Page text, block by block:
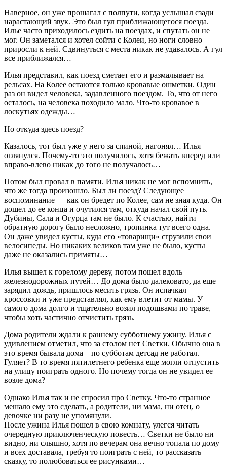
Наверное, он уже прошагал с полпути, когда услышал сзади
нарастающий звук. Это был гул приближающегося поезда.
Илье часто приходилось ездить на поездах, и спутать он не
мог. Он заметался и хотел сойти с Колеи, но ноги словно
приросли к ней. Сдвинуться с места никак не удавалось. А гул
все приближался…
Илья представил, как поезд сметает его и размалывает на
рельсах. На Колее остаются только кровавые ошметки. Один
раз он видел человека, задавленного поездом. То, что от него
осталось, на человека походило мало. Что-то кровавое в
лоскутьях одежды…
Но откуда здесь поезд?
Казалось, тот был уже у него за спиной, нагонял… Илья
оглянулся. Почему-то это получилось, хотя бежать вперед или
вправо-влево никак до того не получалось…
Потом был провал в памяти. Илья никак не мог вспомнить,
что же тогда произошло. Был ли поезд? Следующее
воспоминание — как он бредет по Колее, сам не зная куда. Он
дошел до ее конца и очутился там, откуда начал свой путь.
Дубины, Сала и Огурца там не было. К счастью, найти
обратную дорогу было несложно, тропинка тут всего одна.
Он даже увидел кусты, куда его «товарищи» сгрузили свои
велосипеды. Но никаких великов там уже не было, кусты
даже не оказались примяты…
Илья вышел к горелому дереву, потом пошел вдоль
железнодорожных путей… До дома было далековато, да еще
зарядил дождь, пришлось месить грязь. Он испачкал
кроссовки и уже представлял, как ему влетит от мамы. У
самого дома долго и тщательно возил подошвами по траве,
чтобы хоть частично отчистить грязь.
Дома родители ждали к раннему субботнему ужину. Илья с
удивлением отметил, что за столом нет Светки. Обычно она в
это время бывала дома – по субботам детсад не работал.
Гуляет? В то время пятилетнего ребенка еще могли отпустить
на улицу поиграть одного. Но почему тогда он не увидел ее
возле дома?
Однако Илья так и не спросил про Светку. Что-то странное
мешало ему это сделать, а родители, ни мама, ни отец, о
девочке ни разу не упомянули.
После ужина Илья пошел в свою комнату, улегся читать
очередную приключенческую повесть… Светки не было ни
видно, ни слышно, хотя по вечерам она вечно топала по дому
и всех доставала, требуя то поиграть с ней, то рассказать
сказку, то полюбоваться ее рисунками…